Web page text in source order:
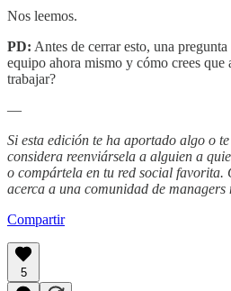
Nos leemos.
PD: Antes de cerrar esto, una
equipo ahora mismo y cómo crees que
trabajar?
—
Si esta edición te ha aportado algo o
considera reenviársela a alguien a
o compártela en tu red social favorita.
acerca a una comunidad de managers
Compartir
5